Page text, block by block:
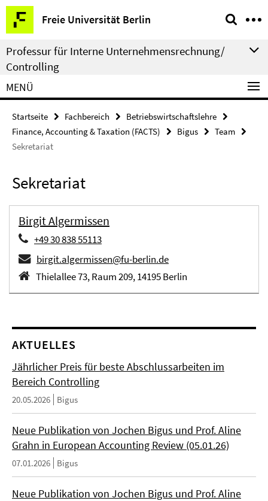
Springe
direkt
zu
Inhalt
Freie Universität Berlin
Service-
Navigation
Professur für Interne Unternehmensrechnung/
Controlling
MENÜ
Startseite Fachbereich
Betriebswirtschaftslehre
Finance, Accounting & Taxation (FACTS)
Bigus
Team
Sekretariat
Sekretariat
Birgit Algermissen
+49 30 838 55113
birgit.algermissen@fu-berlin.de
Thielallee 73, Raum 209, 14195 Berlin
AKTUELLES
Jährlicher Preis für beste Abschlussarbeiten im
Bereich Controlling
20.05.2026 Bigus
Neue Publikation von Jochen Bigus und Prof. Aline
Grahn in European Accounting Review (05.01.26)
07.01.2026 Bigus
Neue Publikation von Jochen Bigus und Prof. Aline